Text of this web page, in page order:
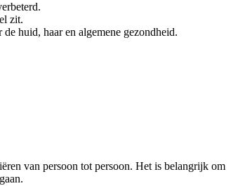
zit.
huid, haar en algemene gezondheid.
van persoon tot persoon. Het is belangrijk om